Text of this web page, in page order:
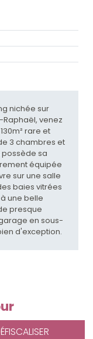
nichée sur
venez
rare et
3 chambres et
sa
équipée
sur une salle
baies vitrées
une belle
presque
en sous-
d'exception.